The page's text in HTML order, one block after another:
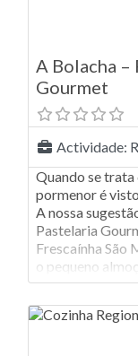
A Bolacha –
Gourmet
Actividade:
Quando se trata
pormenor é
A nossa
Pastelaria
Frescaínha São
o pequeno
em sua casa